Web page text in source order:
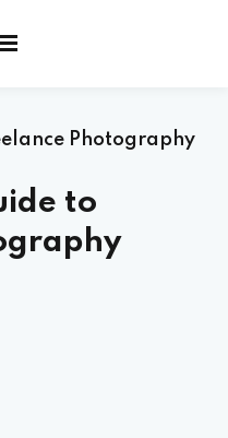
Photography
to